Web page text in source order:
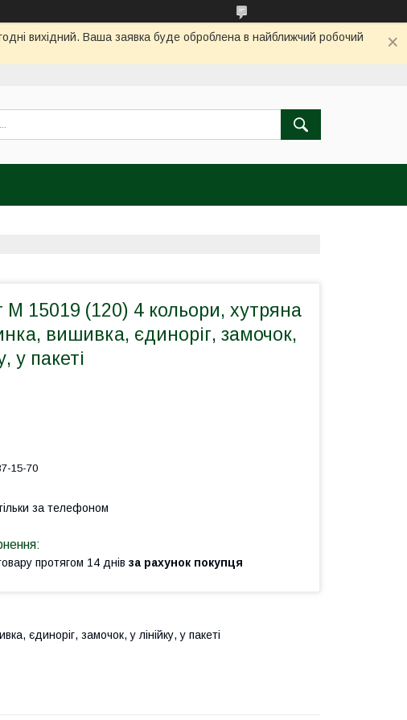
вихідний. Ваша заявка буде оброблена в найближчий робочий
М 15019 (120) 4 кольори, хутряна
вишивка, єдиноріг, замочок,
у пакеті
15-70
за телефоном
протягом 14 днів за рахунок покупця
єдиноріг, замочок, у лінійку, у пакеті